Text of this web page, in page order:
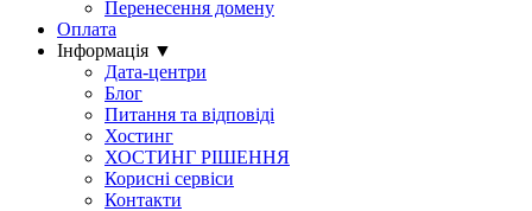
Перенесення домену
Оплата
Інформація ▼
Дата-центри
Блог
Питання та відповіді
Хостинг
ХОСТИНГ РІШЕННЯ
Корисні сервіси
Контакти